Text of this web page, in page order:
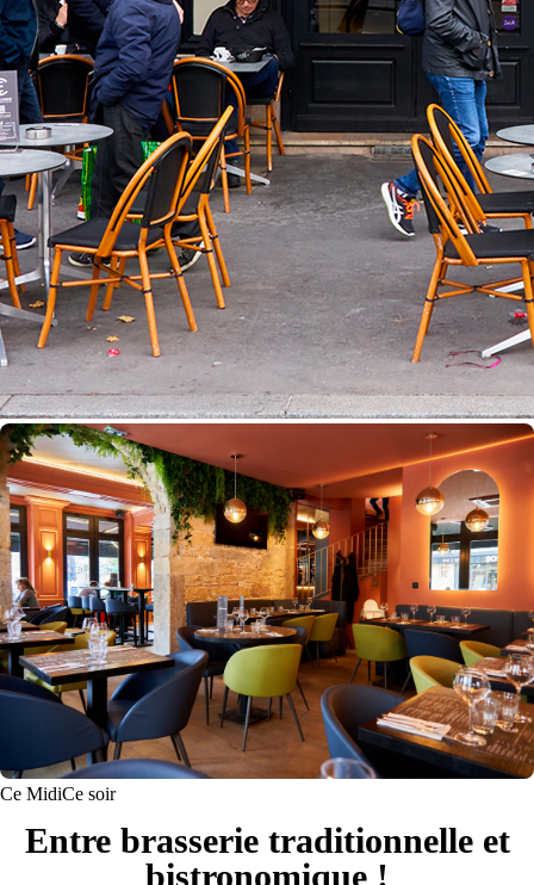
Ce MidiCe soir
Entre brasserie traditionnelle et
bistronomique !